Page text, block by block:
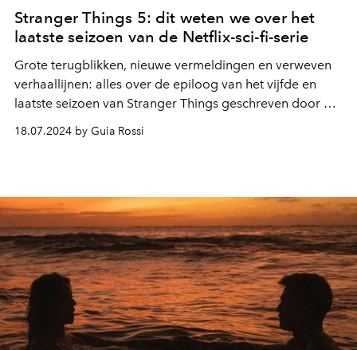
Stranger Things 5: dit weten we over het
laatste seizoen van de Netflix-sci-fi-serie
Grote terugblikken, nieuwe vermeldingen en verweven
verhaallijnen: alles over de epiloog van het vijfde en
laatste seizoen van Stranger Things geschreven door de
18.07.2024 by Guia Rossi